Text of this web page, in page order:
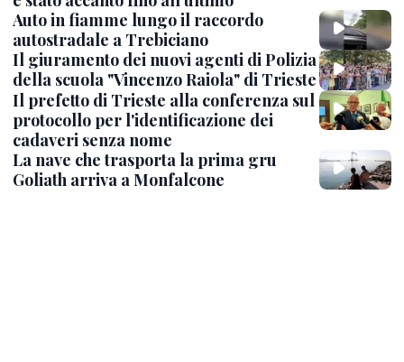
Auto in fiamme lungo il raccordo
autostradale a Trebiciano
Il giuramento dei nuovi agenti di Polizia
della scuola "Vincenzo Raiola" di Trieste
Il prefetto di Trieste alla conferenza sul
protocollo per l'identificazione dei
cadaveri senza nome
La nave che trasporta la prima gru
Goliath arriva a Monfalcone